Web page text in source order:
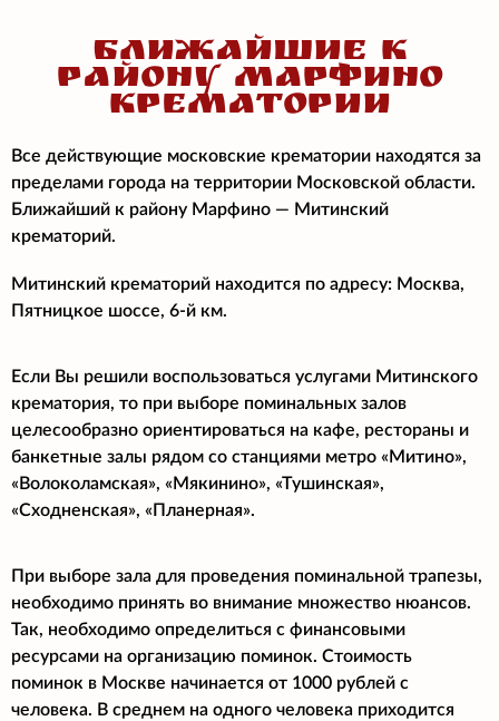
БЛИЖАЙШИЕ К
РАЙОНУ МАРФИНО
КРЕМАТОРИИ
Все действующие московские крематории находятся за
пределами города на территории Московской области.
Ближайший к району Марфино — Митинский
крематорий.
Митинский крематорий находится по адресу: Москва,
Пятницкое шоссе, 6-й км.
Если Вы решили воспользоваться услугами Митинского
крематория, то при выборе поминальных залов
целесообразно ориентироваться на кафе, рестораны и
банкетные залы рядом со станциями метро «Митино»,
«Волоколамская», «Мякинино», «Тушинская»,
«Сходненская», «Планерная».
При выборе зала для проведения поминальной трапезы,
необходимо принять во внимание множество нюансов.
Так, необходимо определиться с финансовыми
ресурсами на организацию поминок. Стоимость
поминок в Москве начинается от 1000 рублей с
человека. В среднем на одного человека приходится